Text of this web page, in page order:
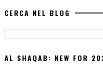
CERCA NEL BLOG
AL SHAQAB: NEW FOR